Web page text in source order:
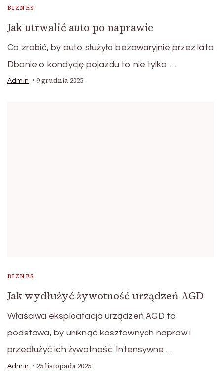
BIZNES
Jak utrwalić auto po naprawie
Co zrobić, by auto służyło bezawaryjnie przez lata
Dbanie o kondycję pojazdu to nie tylko …
Admin 9 grudnia 2025
BIZNES
Jak wydłużyć żywotność urządzeń AGD
Właściwa eksploatacja urządzeń AGD to
podstawa, by uniknąć kosztownych napraw i
przedłużyć ich żywotność. Intensywne …
Admin 25 listopada 2025